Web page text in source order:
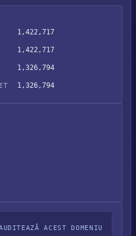
1,422,717
1,422,717
1,326,794
1,326,794
ACEST DOMENIU